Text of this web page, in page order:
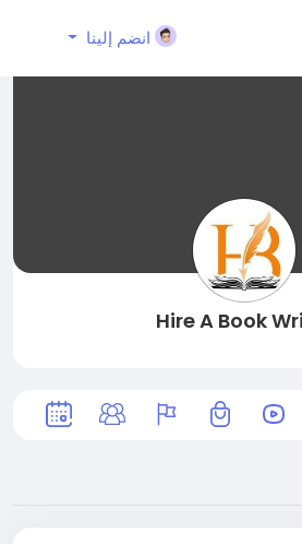
انضم إلينا
Hire A Book